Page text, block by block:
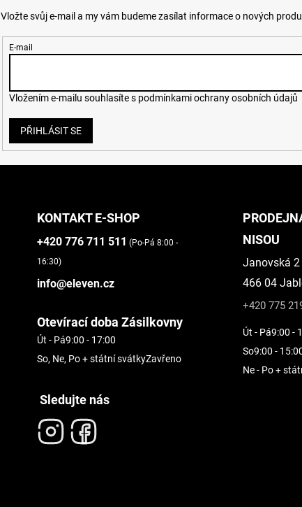
Vložte svůj e-mail a my vám budeme zasílat informace o nových
E-mail
Vložením e-mailu souhlasíte s podmínkami ochrany osobních údajů
PŘIHLÁSIT SE
KONTAKT E-SHOP
+420 776 711 511 (Po-Pá 8:00 -
16:30)
info@eleven.cz
Otevírací doba Zásilkovny
Út - Pá9:00 - 17:00
So, Ne, Po + státní svátkyZavřeno
Sledujte nás
NISOU
Janovská 2
466 04
+420 775
Út - Pá9:00 -
So9:00 -
Ne - Po +